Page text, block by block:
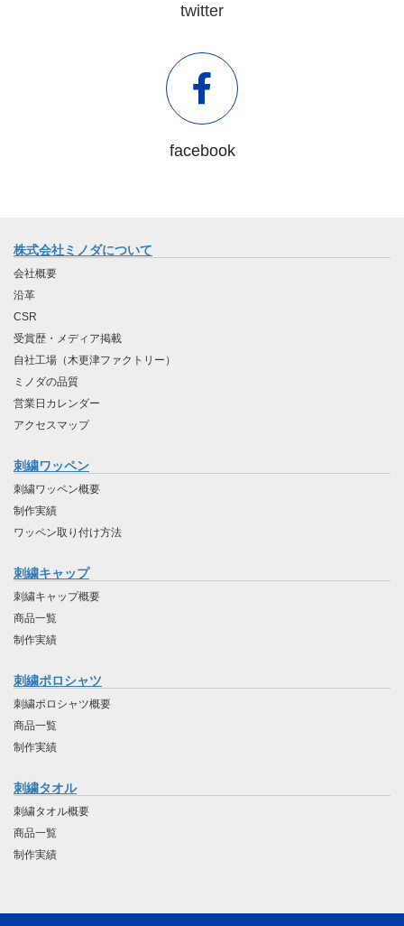
twitter
facebook
株式会社ミノダについて
会社概要
沿革
CSR
受賞歴・メディア掲載
自社工場（木更津ファクトリー）
ミノダの品質
営業日カレンダー
アクセスマップ
刺繍ワッペン
刺繍ワッペン概要
制作実績
ワッペン取り付け方法
刺繍キャップ
刺繍キャップ概要
商品一覧
制作実績
刺繍ポロシャツ
刺繍ポロシャツ概要
商品一覧
制作実績
刺繍タオル
刺繍タオル概要
商品一覧
制作実績